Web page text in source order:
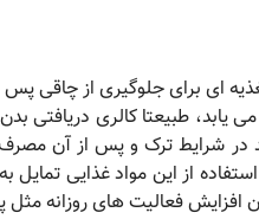
ای برای جلوگیری از چاقی
طبیعتا کالری دریافتی بدن
در شرایط ترک و پس از آن
استفاده از این مواد غذایی
فعالیت های روزانه